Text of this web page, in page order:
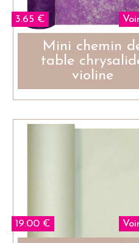
3.65 €
Mini chemin
table
violine
19.00 €